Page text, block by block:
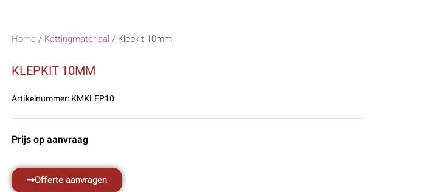
Home / Kettingmateriaal / Klepkit 10mm
KLEPKIT 10MM
Artikelnummer:KMKLEP10
Prijs op aanvraag
Offerte aanvragen